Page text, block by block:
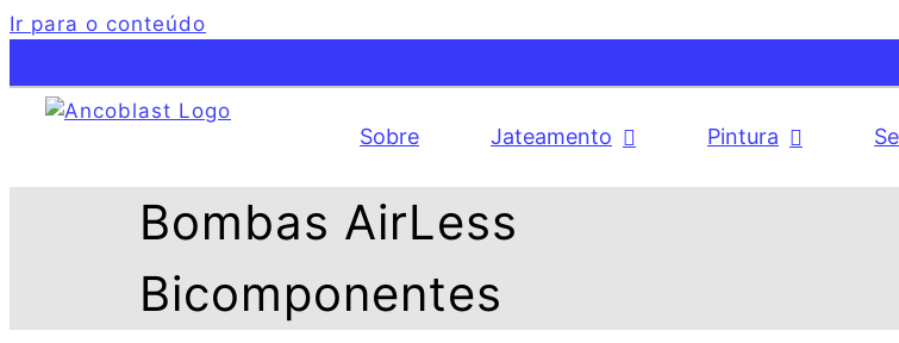
Ir para o conteúdo
Sobre Jateamento Pintura
Bombas AirLess
Bicomponentes